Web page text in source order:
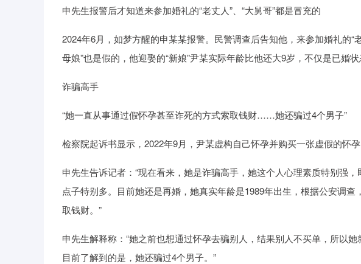
申先生报警后才知道来参加婚礼的“老丈人”、“大舅哥”都是冒充的
2024年6月，如梦方醒的申某某报警。民警调查后告知他，来参加婚礼的“
母娘”也是假的，他迎娶的“新娘”尹某实际年龄比他还大9岁，不仅是已婚状
诈骗高手
“她一直从事通过假怀孕甚至诈死的方式索取钱财……她还骗过4个男子”
检察院起诉书显示，2022年9月，尹某虚构自己怀孕并购买一张虚假的怀
申先生告诉记者：“现在看来，她是诈骗高手，她这个人心理素质特别强
点子特别多。目前她还是再婚，她真实年龄是1989年出生，根据公安调
取钱财。”
申先生解释称：“她之前也想通过怀孕去骗别人，结果别人不买单，所以她
目前了解到的是，她还骗过4个男子。”